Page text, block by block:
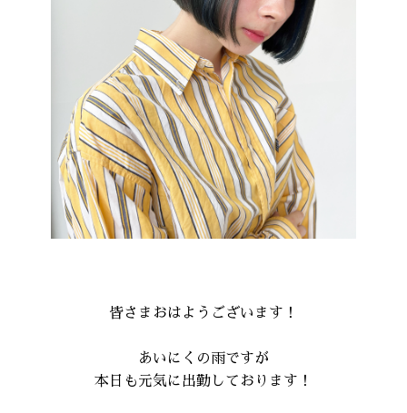
皆さまおはようございます！
あいにくの雨ですが
本日も元気に出勤しております！